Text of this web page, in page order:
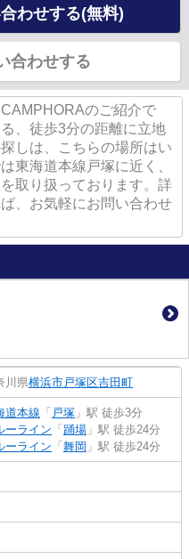
わせする(無料)
合わせする
のご紹介で
、徒歩3分の距離に立地
しは、こちらの場所はい
東海道本線戸塚に近く、
取り扱っております。詳
、お気軽にお問い合わせ
川県横浜市戸塚区吉田町
道本線 「 戸塚 」駅 徒歩3分
ーライン 「 踊場 」駅 徒歩24分
ーライン 「 舞岡 」駅 徒歩24分